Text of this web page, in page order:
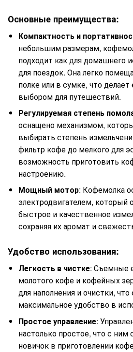
Основные преимущества:
Компактность и
небольшим размерам,
подходит как для домашнего
для поездок. Она легко
полке или в сумке, что
выбором для путешествий.
Регулируемая степень
оснащено механизмом,
выбирать степень
фильтр кофе до мелкого для
возможность приготовить
настроению.
Мощный мотор: Кофемолка
электродвигателем, который
быстрое и качественное
сохраняя их аромат и
Удобство использования:
Легкость в чистке: Съемные
молотого кофе и кофейных
для наполнения и очистки,
максимальное удобство в
Простое управление:
настолько простое, что с ним
новичок в приготовлении